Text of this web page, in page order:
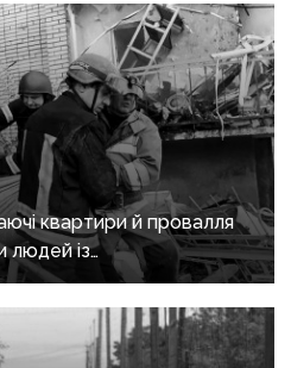
квартири й провалля
людей із